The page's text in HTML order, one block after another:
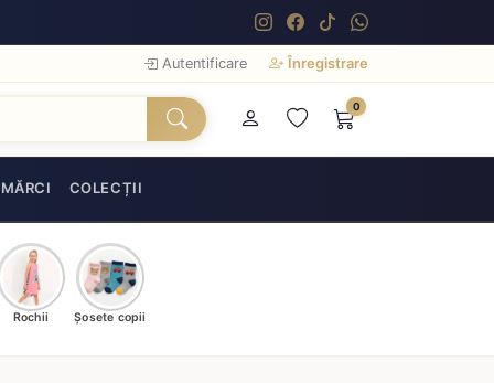
Autentificare Înregistrare
0
MĂRCI COLECȚII
Rochii Șosete copii